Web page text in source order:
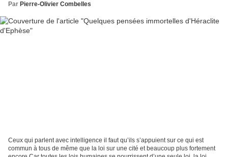
Par Pierre-Olivier Combelles
Ceux qui parlent avec intelligence il faut qu’ils s’appuient sur ce qui est
commun à tous de même que la loi sur une cité et beaucoup plus fortement